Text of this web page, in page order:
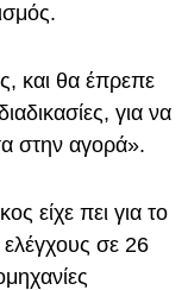
και θα έπρεπε
για να
στην αγορά».
είχε πει για το
σε 26